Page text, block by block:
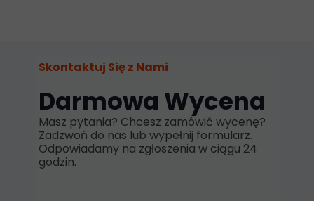
Skontaktuj Się z Nami
Darmowa Wycena
Masz pytania? Chcesz zamówić wycenę?
Zadzwoń do nas lub wypełnij formularz.
Odpowiadamy na zgłoszenia w ciągu 24
godzin.